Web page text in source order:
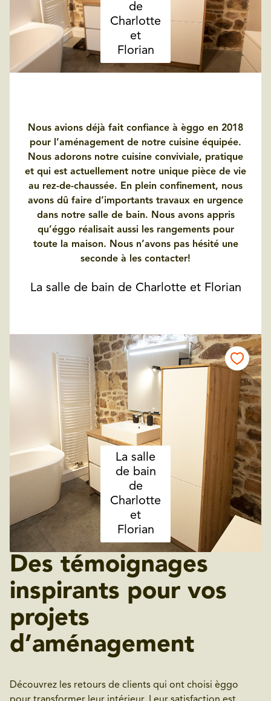
de
Charlotte
et
Florian
Nous avions déjà fait confiance à èggo en 2018
pour l’aménagement de notre cuisine équipée.
Nous adorons notre cuisine conviviale, pratique
et qui est actuellement notre unique pièce de vie
au rez-de-chaussée. En plein confinement, nous
avons dû faire d’importants travaux en urgence
dans notre salle de bain. Nous avons appris
qu’éggo réalisait aussi les rangements pour
toute la maison. Nous n’avons pas hésité une
seconde à les contacter!
La salle de bain de Charlotte et Florian
La salle
de bain
de
Charlotte
et
Florian
Des témoignages
inspirants pour vos
projets
d’aménagement
Découvrez les retours de clients qui ont choisi èggo